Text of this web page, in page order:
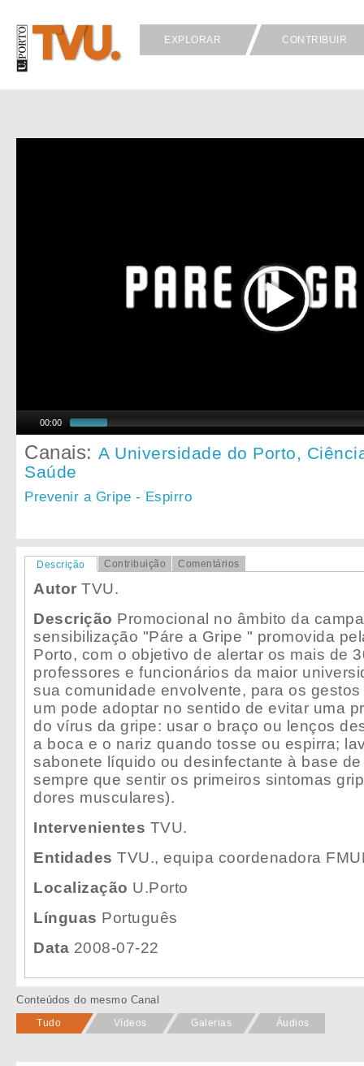
EXPLORAR CONTRIBUIR
00:00
Canais: A Universidade do Porto,
Saúde
Prevenir a Gripe - Espirro
Descrição Contribuição Comentários
Autor TVU.
Descrição Promocional no âmbito da
sensibilização "Páre a Gripe " promovida
Porto, com o objetivo de alertar os mais de
professores e funcionários da maior
sua comunidade envolvente, para os
um pode adoptar no sentido de evitar uma
do vírus da gripe: usar o braço ou lenços
a boca e o nariz quando tosse ou espirra;
sabonete líquido ou desinfectante à base
sempre que sentir os primeiros sintomas
dores musculares).
Intervenientes TVU.
Entidades TVU., equipa coordenadora
Localização U.Porto
Línguas Português
Data 2008-07-22
Conteúdos do mesmo Canal
Tudo Vídeos Galerias Áudios